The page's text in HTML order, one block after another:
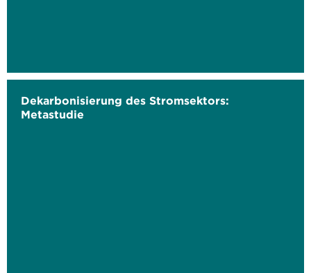
Dekarbonisierung des Stromsektors:
Metastudie